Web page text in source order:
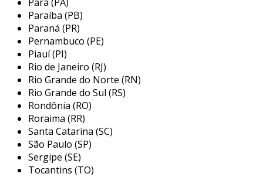
Paraíba (PB)
Paraná (PR)
Pernambuco (PE)
Piauí (PI)
Rio de Janeiro (RJ)
Rio Grande do Norte (RN)
Rio Grande do Sul (RS)
Rondônia (RO)
Roraima (RR)
Santa Catarina (SC)
São Paulo (SP)
Sergipe (SE)
Tocantins (TO)